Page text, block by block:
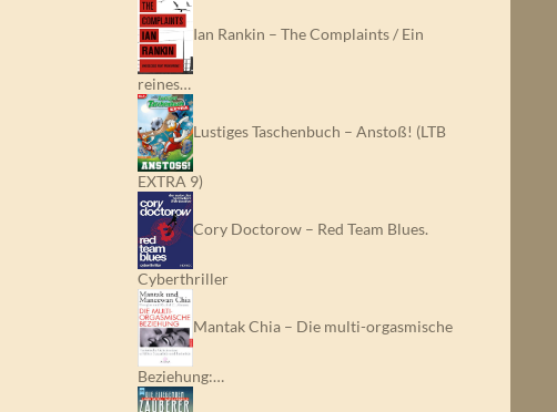
Ian Rankin – The Complaints / Ein
reines…
Lustiges Taschenbuch – Anstoß! (LTB
EXTRA 9)
Cory Doctorow – Red Team Blues.
Cyberthriller
Mantak Chia – Die multi-orgasmische
Beziehung:…